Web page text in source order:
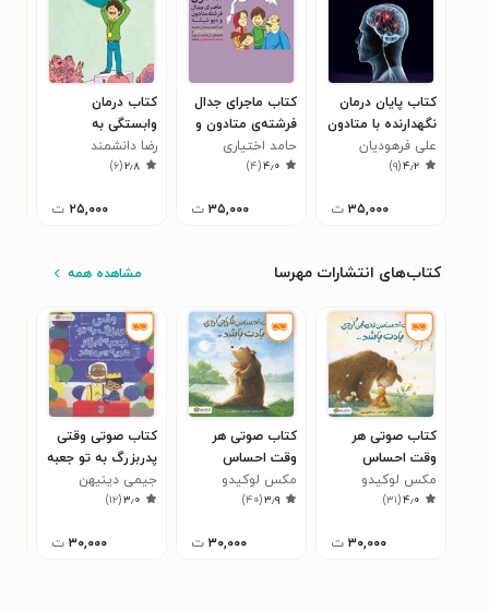
کتاب پایان درمان
نگهدارنده با متادون
در وابستگان به
مواد مخدر
علی فرهودیان
۴٫۲(۹)
۳۵,۰۰۰ ت
کتاب ماجرای جدال
فرشته‌ی متادون و
دیو شیشه
حامد اختیاری
۴٫۰(۴)
۳۵,۰۰۰ ت
کتاب درمان
وابستگی به
«شیشه» چگونه
انجام می شود؟
رضا دانشمند
۲٫۸(۶)
۲۵,۰۰۰ ت
کتاب‌های انتشارات مهرسا مشاهده همه
کتاب صوتی هر
وقت احساس
تنهایی کردی یادت
باشد ...
مکس لوکیدو
۴٫۰(۳۱)
۳۰,۰۰۰ ت
کتاب صوتی هر
وقت احساس
نگرانی کردی یادت
باشد ...
مکس لوکیدو
۳٫۹(۴۰)
۳۰,۰۰۰ ت
کتاب صوتی وقتی
پدربزرگ به تو جعبه
ابزار هدیه می دهد
جیمی دینیهن
۳٫۰(۱۲)
۳۰,۰۰۰ ت